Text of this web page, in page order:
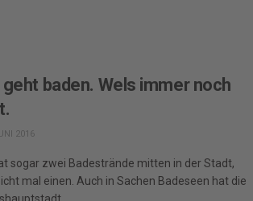
geht baden. Wels immer noch
2016
sogar zwei Badestrände mitten in der Stadt,
mal einen. Auch in Sachen Badeseen hat die